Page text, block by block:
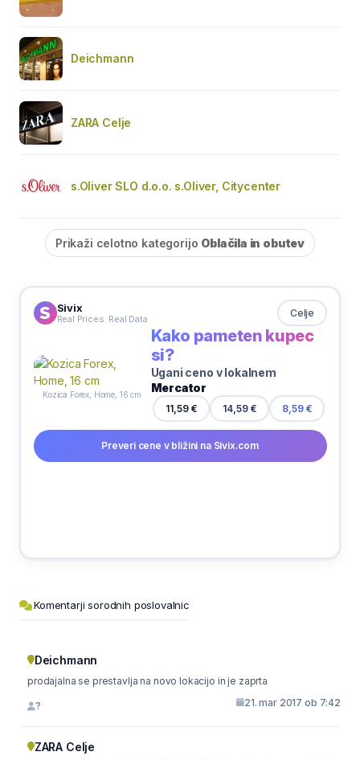
Deichmann
ZARA Celje
s.Oliver SLO d.o.o. s.Oliver, Citycenter
Prikaži celotno kategorijo Oblačila in obutev
Sivix
Real Prices. Real Data Celje
Kozica Forex, Home, 16 cm
Kako pameten kupec
si?
Ugani ceno v lokalnem
Mercator
11,59 € 14,59 € 8,59 €
Preveri cene v bližini na Sivix.com
Komentarji sorodnih poslovalnic
Deichmann
prodajalna se prestavlja na novo lokacijo in je zaprta
? 21. mar 2017 ob 7:42
ZARA Celje